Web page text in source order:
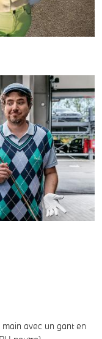
avec un gant en